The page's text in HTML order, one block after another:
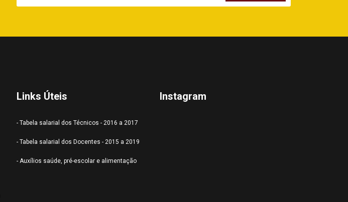
Links Úteis
- Tabela salarial dos Técnicos - 2016 a 2017
- Tabela salarial dos Docentes - 2015 a 2019
- Auxílios saúde, pré-escolar e alimentação
Instagram